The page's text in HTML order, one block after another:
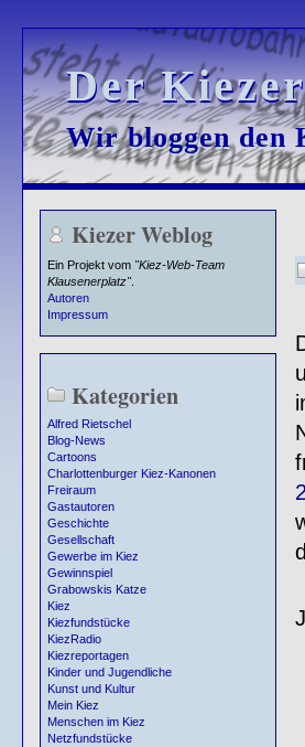
Der
Der
Wir bloggen den
Wir bloggen den
Kiezer Weblog
Ein Projekt vom "Kiez-Web-Team
Klausenerplatz".
Autoren
Impressum
Kategorien
Alfred Rietschel
Blog-News
Cartoons
Charlottenburger Kiez-Kanonen
Freiraum
Gastautoren
Geschichte
Gesellschaft
Gewerbe im Kiez
Gewinnspiel
Grabowskis Katze
Kiez
Kiezfundstücke
KiezRadio
Kiezreportagen
Kinder und Jugendliche
Kunst und Kultur
Mein Kiez
Menschen im Kiez
Netzfundstücke